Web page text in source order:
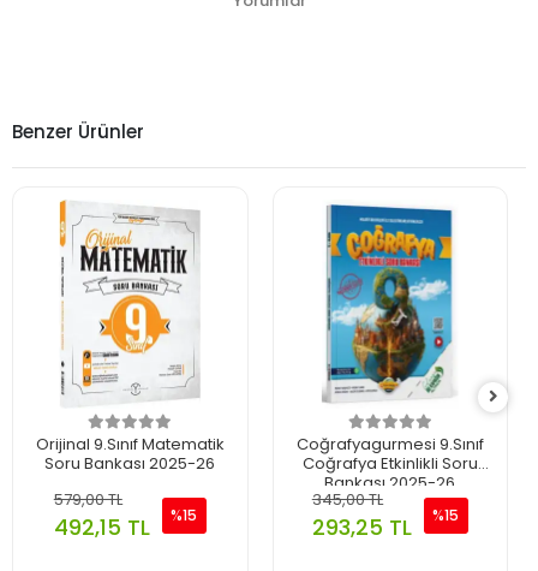
Benzer Ürünler
Orijinal 9.Sınıf Matematik
Soru Bankası 2025-26
579,00 TL
492,15 TL %15
Coğrafyagurmesi 9.Sınıf
Coğrafya Etkinlikli Soru
Bankası 2025-26
345,00 TL
293,25 TL %15